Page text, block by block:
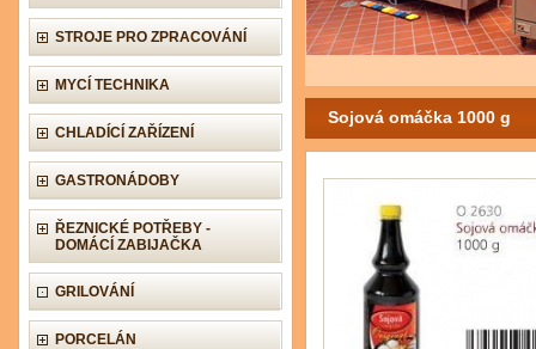
STROJE PRO ZPRACOVÁNÍ
MYCÍ TECHNIKA
CHLADÍCÍ ZAŘÍZENÍ
GASTRONÁDOBY
ŘEZNICKÉ POTŘEBY -
DOMÁCÍ ZABIJAČKA
GRILOVÁNÍ
PORCELÁN
Sojová omáčka 1000 g